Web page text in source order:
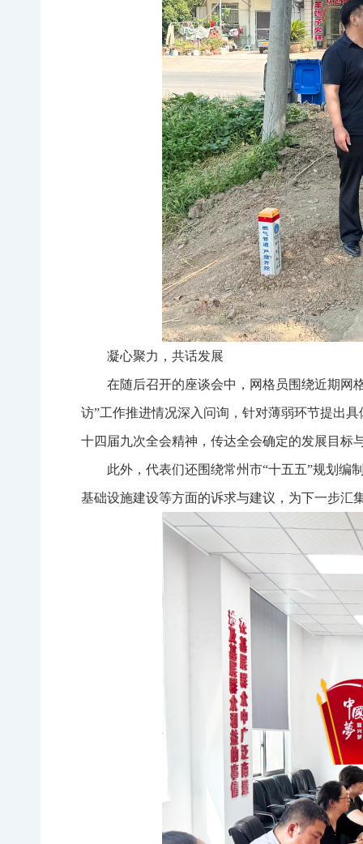
凝心聚力，共话发展
在随后召开的座谈会中，网格员围绕近期网
访”工作推进情况深入问询，针对薄弱环节提出
十四届九次全会精神，传达全会确定的发展目标
此外，代表们还围绕常州市“十五五”规划编
基础设施建设等方面的诉求与建议，为下一步汇